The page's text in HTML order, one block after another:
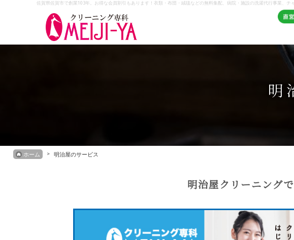
佐賀県佐賀市で創業103年。お得な会員割引もあります！衣類・布団・絨毯などの無料集配、病院・施設の洗濯代行事業、チ
明
ホーム 明治屋のサービス
明治屋クリーニング